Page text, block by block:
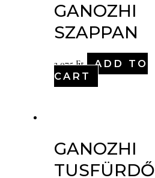
GANOZHI
SZAPPAN
2,075Ft
ADD TO
CART
GANOZHI
TUSFÜRDŐ